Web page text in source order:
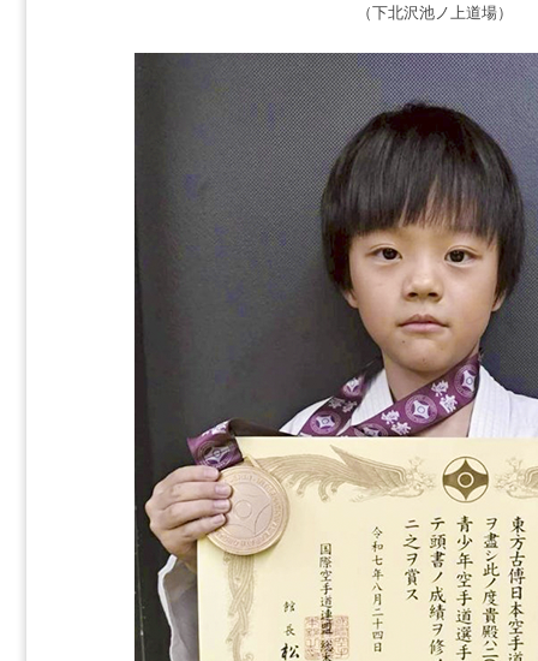
（下北沢池ノ上道場）